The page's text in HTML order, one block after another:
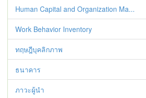
Human Capital and Organization Ma...
Work Behavior Inventory
ทฤษฎีบุคลิกภาพ
ธนาคาร
ภาวะผู้นำ